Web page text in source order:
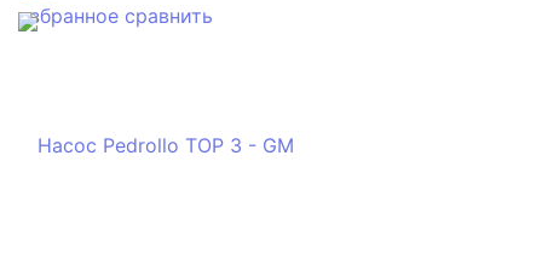
избранное сравнить